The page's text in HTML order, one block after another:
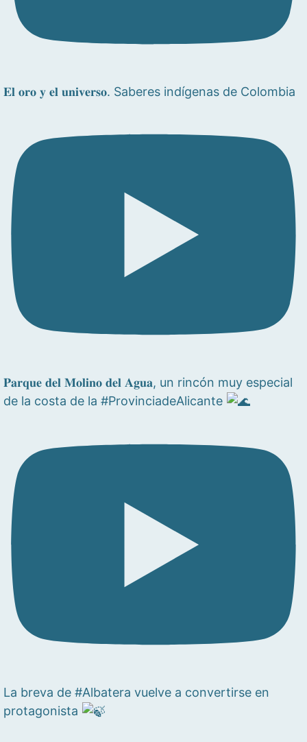
𝐄𝐥 𝐨𝐫𝐨 𝐲 𝐞𝐥 𝐮𝐧𝐢𝐯𝐞𝐫𝐬𝐨. Saberes indígenas de Colombia
𝐏𝐚𝐫𝐪𝐮𝐞 𝐝𝐞𝐥 𝐌𝐨𝐥𝐢𝐧𝐨 𝐝𝐞𝐥 𝐀𝐠𝐮𝐚, un rincón muy especial
de la costa de la #ProvinciadeAlicante
La breva de #Albatera vuelve a convertirse en
protagonista